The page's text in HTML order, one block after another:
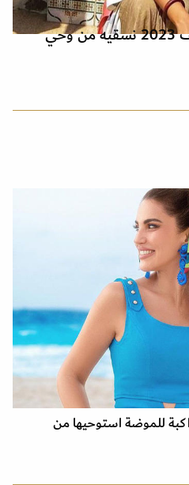
الكيمونو نجم إطلالات صيف 2023 نسقيه من وحي
للموضة استوحيها من